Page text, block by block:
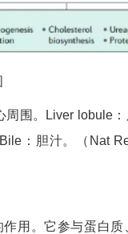
围。Liver lobule
：胆汁。（Nat
用。它参与蛋白